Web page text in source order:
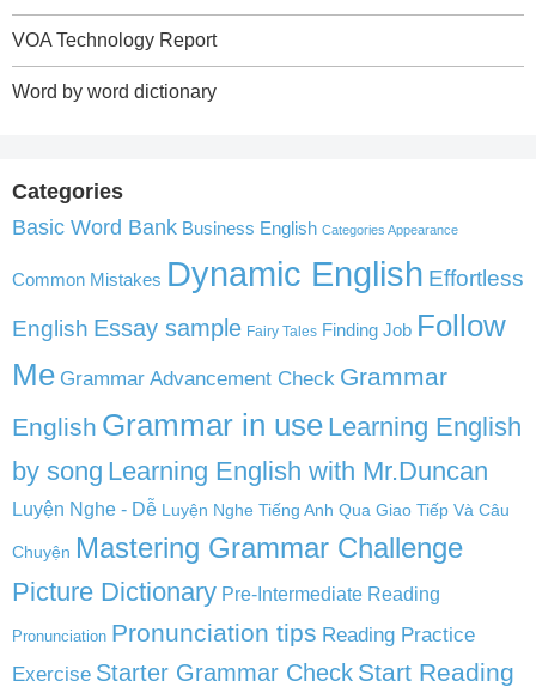
VOA Technology Report
Word by word dictionary
Categories
Basic Word Bank Business English Categories Appearance
Common Mistakes Dynamic English Effortless
English Essay sample Fairy Tales Finding Job Follow
Me Grammar Advancement Check Grammar
English Grammar in use Learning English
by song Learning English with Mr.Duncan
Luyện Nghe - Dễ Luyện Nghe Tiếng Anh Qua Giao Tiếp Và Câu
Chuyện Mastering Grammar Challenge
Picture Dictionary Pre-Intermediate Reading
Pronunciation Pronunciation tips Reading Practice
Exercise Starter Grammar Check Start Reading